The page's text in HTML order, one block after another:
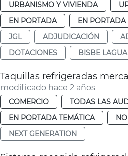
URBANISMO Y VIVIENDA
EN PORTADA
EN PORTADA
JGL
ADJUDICACIÓN
DOTACIONES
BISBE
Taquillas refrigeradas
modificado hace 2 años
COMERCIO TODAS LAS
EN PORTADA TEMÁTICA
NEXT GENERATION